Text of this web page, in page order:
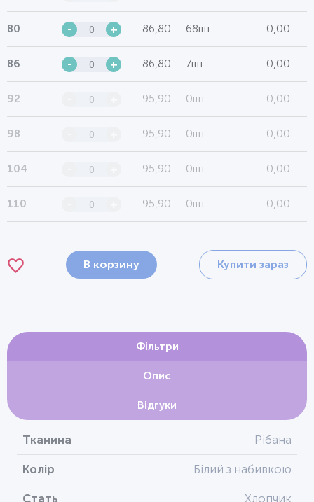
80 - + 86,80 68шт. 0,00
86 - + 86,80 7шт. 0,00
92 95,90 0шт. 0,00
98 95,90 0шт. 0,00
104 95,90 0шт. 0,00
110 95,90 0шт. 0,00
В корзину Купити зараз
Фільтри
Опис
Відгуки
Тканина Рібана
Колір Білий з набивкою
Стать Хлопчик